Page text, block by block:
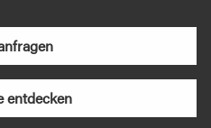
entdecken